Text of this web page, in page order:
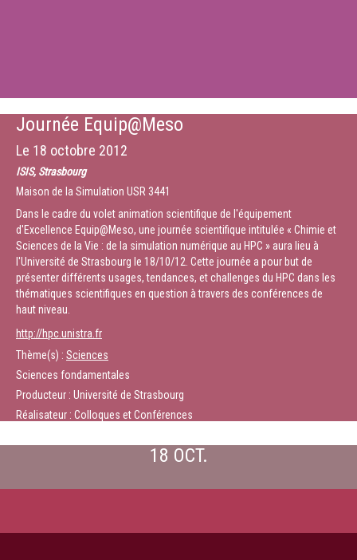
Journée Equip@Meso
Le 18 octobre 2012
ISIS, Strasbourg
Maison de la Simulation USR 3441
Dans le cadre du volet animation scientifique de l'équipement
d'Excellence Equip@Meso, une journée scientifique intitulée « Chimie et
Sciences de la Vie : de la simulation numérique au HPC » aura lieu à
l'Université de Strasbourg le 18/10/12. Cette journée a pour but de
présenter différents usages, tendances, et challenges du HPC dans les
thématiques scientifiques en question à travers des conférences de
haut niveau.
http://hpc.unistra.fr
Thème(s) : Sciences
Sciences fondamentales
Producteur : Université de Strasbourg
Réalisateur : Colloques et Conférences
18 OCT.